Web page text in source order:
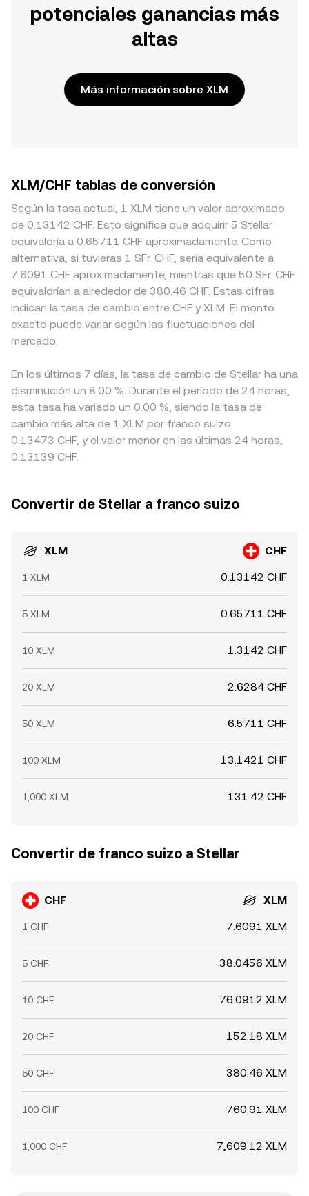
potenciales ganancias más
altas
Más información sobre XLM
XLM/CHF tablas de conversión
Según la tasa actual, 1 XLM tiene un valor aproximado
de 0.13142 CHF. Esto significa que adquirir 5 Stellar
equivaldría a 0.65711 CHF aproximadamente. Como
alternativa, si tuvieras 1 SFr. CHF, sería equivalente a
7.6091 CHF aproximadamente, mientras que 50 SFr. CHF
equivaldrían a alrededor de 380.46 CHF. Estas cifras
indican la tasa de cambio entre CHF y XLM. El monto
exacto puede variar según las fluctuaciones del
mercado.
En los últimos 7 días, la tasa de cambio de Stellar ha una
disminución un 8.00 %. Durante el período de 24 horas,
esta tasa ha variado un 0.00 %, siendo la tasa de
cambio más alta de 1 XLM por franco suizo
0.13473 CHF, y el valor menor en las últimas 24 horas,
0.13139 CHF.
Convertir de Stellar a franco suizo
XLM CHF
1 XLM 0.13142 CHF
5 XLM 0.65711 CHF
10 XLM 1.3142 CHF
20 XLM 2.6284 CHF
50 XLM 6.5711 CHF
100 XLM 13.1421 CHF
1,000 XLM 131.42 CHF
Convertir de franco suizo a Stellar
CHF XLM
1 CHF 7.6091 XLM
5 CHF 38.0456 XLM
10 CHF 76.0912 XLM
20 CHF 152.18 XLM
50 CHF 380.46 XLM
100 CHF 760.91 XLM
1,000 CHF 7,609.12 XLM